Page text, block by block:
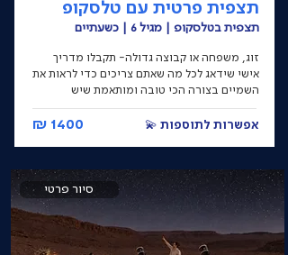
תצפית פרטית עם טלסקופ
תצפית בטלסקופ | מגיל 6 | כשעתיים
זוג, משפחה או קבוצה גדולה- תקבלו מדריך
אישי שידאג לכל מה שאתם צריכים כדי לראות את
השמיים בצורה הכי טובה ומותאמת שיש
1400 ₪ אפשרות לתוספות 💫
סיור פרטי